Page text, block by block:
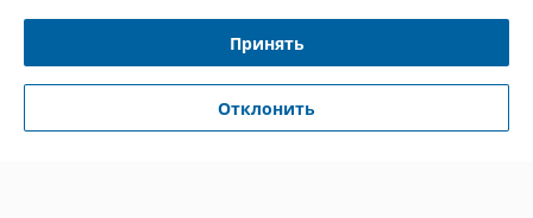
Доставка и оплата
Полная версия сайта
Принять
Отклонить